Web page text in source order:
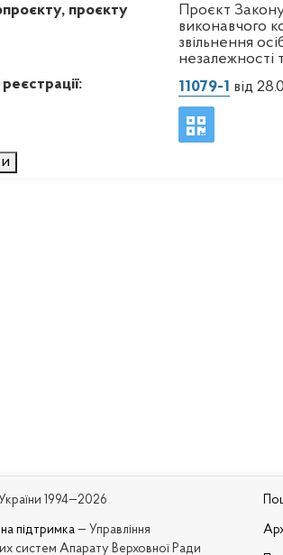
проєкту
Проєкт
виконавчого
звільнення
незалежності
11079-1 від
1994—2026
підтримка — Управління
систем Апарату Верховної Ради